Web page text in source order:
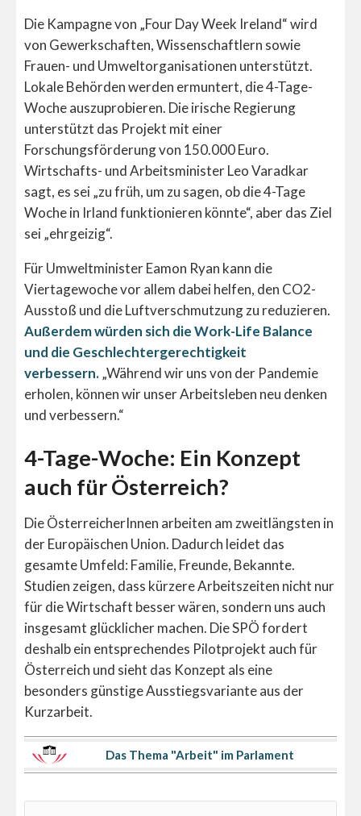
Die Kampagne von „Four Day Week Ireland“ wird
von Gewerkschaften, Wissenschaftlern sowie
Frauen- und Umweltorganisationen unterstützt.
Lokale Behörden werden ermuntert, die 4-Tage-
Woche auszuprobieren. Die irische Regierung
unterstützt das Projekt mit einer
Forschungsförderung von 150.000 Euro.
Wirtschafts- und Arbeitsminister Leo Varadkar
sagt, es sei „zu früh, um zu sagen, ob die 4-Tage
Woche in Irland funktionieren könnte“, aber das Ziel
sei „ehrgeizig“.
Für Umweltminister Eamon Ryan kann die
Viertagewoche vor allem dabei helfen, den CO2-
Ausstoß und die Luftverschmutzung zu reduzieren.
Außerdem würden sich die Work-Life Balance
und die Geschlechtergerechtigkeit
verbessern.„Während wir uns von der Pandemie
erholen, können wir unser Arbeitsleben neu denken
und verbessern.“
4-Tage-Woche: Ein Konzept
auch für Österreich?
Die ÖsterreicherInnen arbeiten am zweitlängsten in
der Europäischen Union. Dadurch leidet das
gesamte Umfeld: Familie, Freunde, Bekannte.
Studien zeigen, dass kürzere Arbeitszeiten nicht nur
für die Wirtschaft besser wären, sondern uns auch
insgesamt glücklicher machen. Die SPÖ fordert
deshalb ein entsprechendes Pilotprojekt auch für
Österreich und sieht das Konzept als eine
besonders günstige Ausstiegsvariante aus der
Kurzarbeit.
Das Thema "Arbeit" im Parlament